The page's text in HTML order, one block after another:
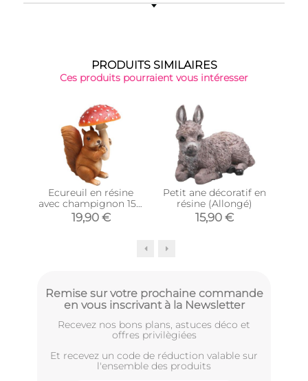
PRODUITS SIMILAIRES
Ces produits pourraient vous intéresser
Ecureuil en résine
avec champignon 15 x
11 x 21 cm
19,90 €
Petit ane décoratif en
résine (Allongé)
15,90 €
Remise sur votre prochaine commande
en vous inscrivant à la Newsletter
Recevez nos bons plans, astuces déco et
offres privilègiées
Et recevez un code de réduction valable sur
l'ensemble des produits